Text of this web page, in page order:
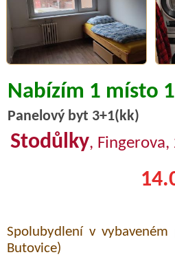
Nabízím 1 místo
Panelový byt 3+1(kk)
Stodůlky,
Spolubydlení v
Butovice)